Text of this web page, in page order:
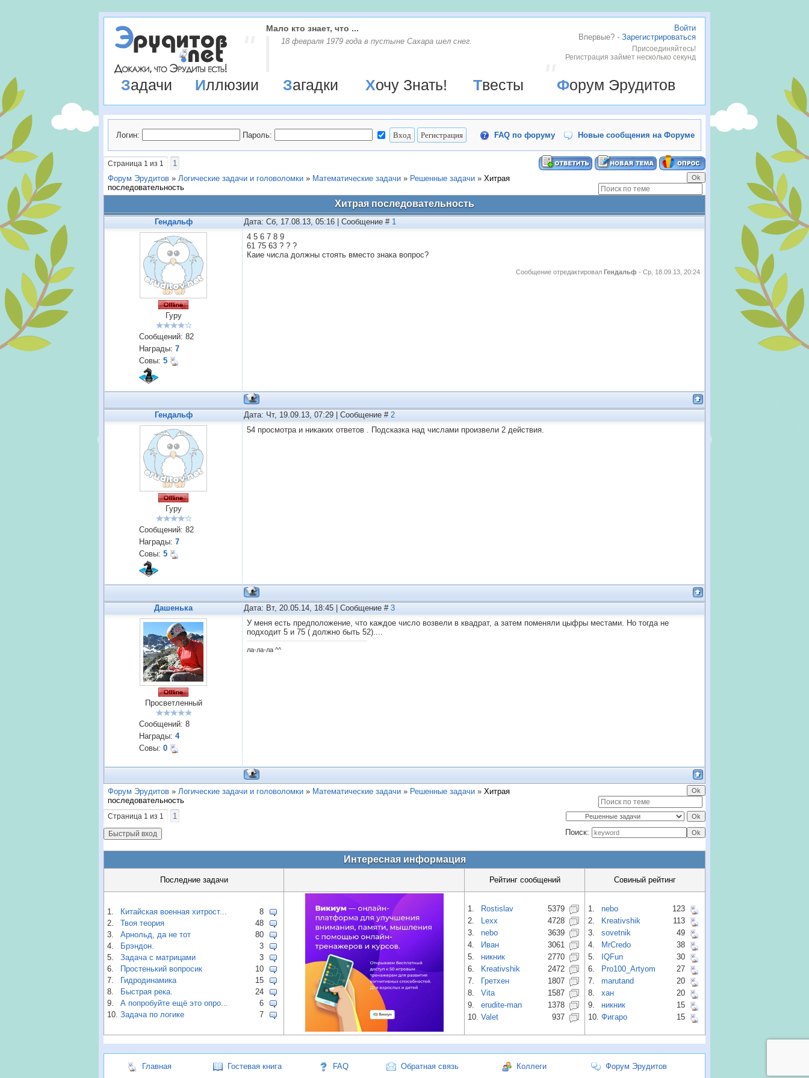
Войти
Впервые? - Зарегистрироваться
Присоединяйтесь!
Регистрация займет несколько секунд
Мало кто знает, что ...
18 февраля 1979 года в пустыне Сахара шел снег.
Задачи Иллюзии Загадки Хочу Знать! Твесты Форум Эрудитов
Логин: Пароль: FAQ по форуму Новые сообщения на Форуме
Страница 1 из 1
1
Форум Эрудитов » Логические задачи и головоломки » Математические задачи » Решенные задачи » Хитрая
последовательность
Хитрая последовательность
Гендальф Дата: Сб, 17.08.13, 05:16 | Сообщение # 1
Гуру
Сообщений: 82
Награды: 7
Совы: 5
4 5 6 7 8 9
61 75 63 ? ? ?
Каие числа должны стоять вместо знака вопрос?
Сообщение отредактировал Гендальф - Ср, 18.09.13, 20:24
Гендальф Дата: Чт, 19.09.13, 07:29 | Сообщение # 2
Гуру
Сообщений: 82
Награды: 7
Совы: 5
54 просмотра и никаких ответов . Подсказка над числами произвели 2 действия.
Дашенька Дата: Вт, 20.05.14, 18:45 | Сообщение # 3
Просветленный
Сообщений: 8
Награды: 4
Совы: 0
У меня есть предположение, что каждое число возвели в квадрат, а затем поменяли цыфры местами. Но тогда не
подходит 5 и 75 ( должно быть 52)....
ла-ла-ла ^^
Форум Эрудитов » Логические задачи и головоломки » Математические задачи » Решенные задачи » Хитрая
последовательность
Страница 1 из 1
1
Поиск:
Интересная информация
Последние задачи Рейтинг сообщений Совиный рейтинг
1. Китайская военная хитрост...
8
2.
Твоя теория
48
3.
Арнольд, да не тот
80
4.
Брэндон.
3
5.
Задача с матрицами
3
6.
Простенький вопросик
10
7.
Гидродинамика
15
8.
Быстрая река.
24
9.
А попробуйте ещё это опро...
6
10. Задача по логике 7
1. Rostislav
5379
2.
Lexx
4728
3.
nebo
3639
4.
Иван
3061
5.
никник
2770
6.
Kreativshik
2472
7.
Гретхен
1807
8.
Vita
1587
9.
erudite-man
1378
10. Valet 937
1. nebo
123
2.
Kreativshik
113
3.
sovetnik
49
4.
MrCredo
38
5.
IQFun
30
6.
Pro100_Artyom
27
7.
marutand
20
8.
хан
20
9.
никник
15
10. Фигаро 15
Главная Гостевая книга FAQ Обратная связь Коллеги Форум Эрудитов